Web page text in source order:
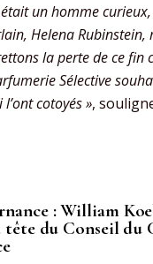
un homme
Helena Rubinstein,
la perte de ce fin
Sélective
cotoyés »,
: William
tête du Conseil du